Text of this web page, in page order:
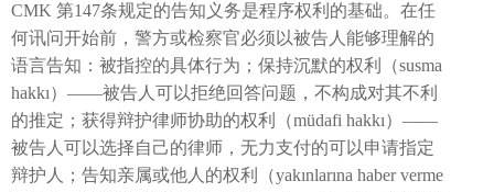
CMK 第147条规定的告知义务是程序权利的基础。在任
何讯问开始前，警方或检察官必须以被告人能够理解的
语言告知：被指控的具体行为；保持沉默的权利（susma
hakkı）——被告人可以拒绝回答问题，不构成对其不利
的推定；获得辩护律师协助的权利（müdafi hakkı）——
被告人可以选择自己的律师，无力支付的可以申请指定
辩护人；告知亲属或他人的权利（yakınlarına haber verme